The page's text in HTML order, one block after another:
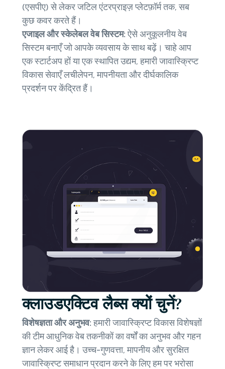
(एसपीए) से लेकर जटिल एंटरप्राइज़ प्लेटफ़ॉर्म तक, सब
कुछ कवर करते हैं।
एजाइल और स्केलेबल वेब सिस्टम:ऐसे अनुकूलनीय वेब
सिस्टम बनाएँ जो आपके व्यवसाय के साथ बढ़ें। चाहे आप
एक स्टार्टअप हों या एक स्थापित उद्यम, हमारी जावास्क्रिप्ट
विकास सेवाएँ लचीलेपन, मापनीयता और दीर्घकालिक
प्रदर्शन पर केंद्रित हैं।
क्लाउडएक्टिव लैब्स क्यों चुनें?
विशेषज्ञता और अनुभव:हमारी जावास्क्रिप्ट विकास विशेषज्ञों
की टीम आधुनिक वेब तकनीकों का वर्षों का अनुभव और गहन
ज्ञान लेकर आई है। उच्च-गुणवत्ता, मापनीय और सुरक्षित
जावास्क्रिप्ट समाधान प्रदान करने के लिए हम पर भरोसा